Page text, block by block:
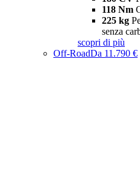
118 Nm
225 kg
senza
scopri di più
Off-RoadDa 11.790 €